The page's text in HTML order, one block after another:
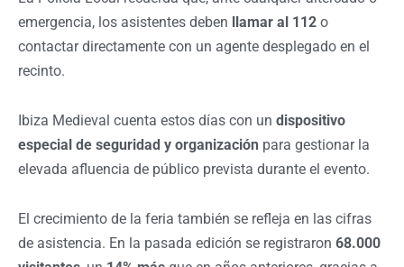
emergencia, los asistentes deben llamar al 112 o
contactar directamente con un agente desplegado en el
recinto.
Ibiza Medieval cuenta estos días con un dispositivo
especial de seguridad y organización para gestionar la
elevada afluencia de público prevista durante el evento.
El crecimiento de la feria también se refleja en las cifras
de asistencia. En la pasada edición se registraron 68.000